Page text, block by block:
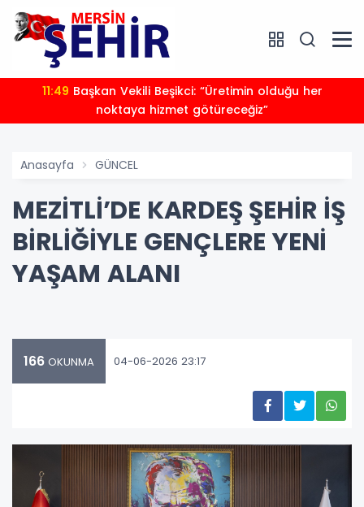
11:49
noktaya hizmet götüreceğiz”
Anasayfa GÜNCEL
MEZİTLİ’DE KARDEŞ ŞEHİR İŞ
BİRLİĞİYLE GENÇLERE YENİ
YAŞAM ALANI
166 OKUNMA 04-06-2026 23:17